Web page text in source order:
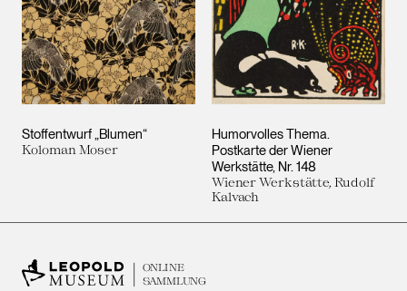
Stoffentwurf „Blumen“
Koloman Moser
Humorvolles Thema.
Postkarte der Wiener
Werkstätte, Nr. 148
Wiener Werkstätte, Rudolf
Kalvach
ONLINE
SAMMLUNG